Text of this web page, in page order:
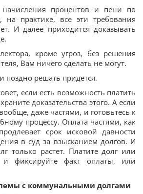
процентов и пени по
на практике, все эти требования
И далее приходится доказывать
кроме угроз, без решения
Вам ничего сделать не могут.
поздно решать придется.
если есть возможность платить
доказательства этого. А если
даже частями, и готовьтесь к
процессу. Оплата частями, как
срок исковой давности
в суд за взысканием долгов. И
только растет. Платите долг или
фиксируйте факт оплаты, или
с коммунальными долгами